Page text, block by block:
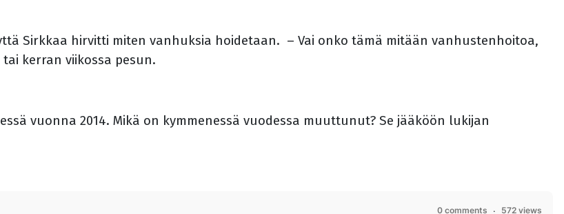
Sirkkaa hirvitti miten vanhuksia hoidetaan. – Vai onko tämä mitään vanhustenhoitoa,
kerran viikossa pesun.
vuonna 2014. Mikä on kymmenessä vuodessa muuttunut? Se jääköön lukijan
0 comments 572 views